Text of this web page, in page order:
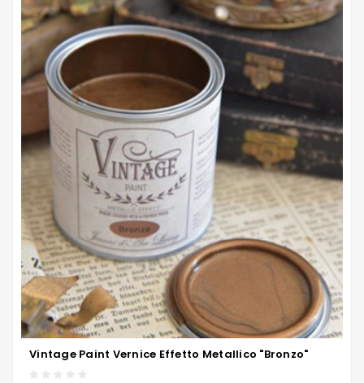
Vintage Paint Vernice Effetto Metallico "Bronzo"